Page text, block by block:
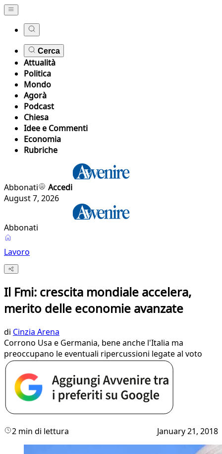
Cerca
Attualità
Politica
Mondo
Agorà
Podcast
Chiesa
Idee e Commenti
Economia
Rubriche
Abbonati
Accedi
August 7, 2026
Abbonati
Lavoro
Il Fmi: crescita mondiale accelera,
merito delle economie avanzate
di Cinzia Arena
Corrono Usa e Germania, bene anche l'Italia ma
preoccupano le eventuali ripercussioni legate al voto
2 min di lettura January 21, 2018